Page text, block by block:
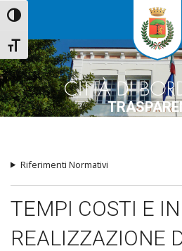
Attiva/disattiva alto contrasto
Attiva/disattiva dimensione testo
Riferimenti Normativi
TEMPI COSTI E
REALIZZAZIONE